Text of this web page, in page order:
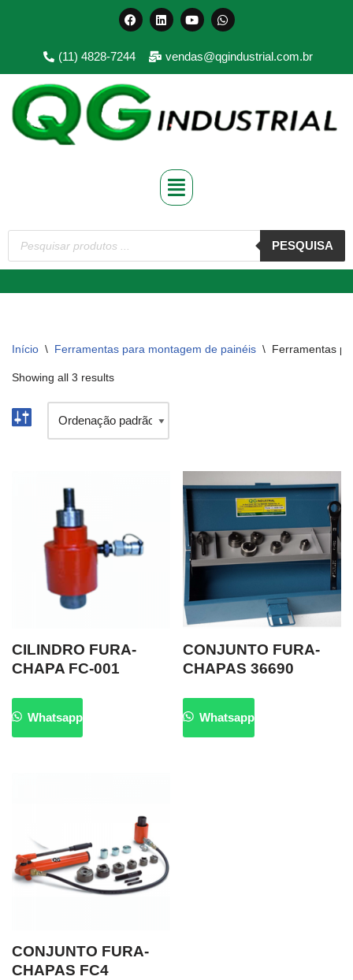
conteúdo
(11) 4828-7244 vendas@qgindustrial.com.br
PESQUISA
Início \ Ferramentas para montagem de painéis \ Ferramentas
Showing all 3 results
CILINDRO FURA-
CHAPA FC-001
Whatsapp
CONJUNTO FURA-
CHAPAS 36690
Whatsapp
CONJUNTO FURA-
CHAPAS FC4